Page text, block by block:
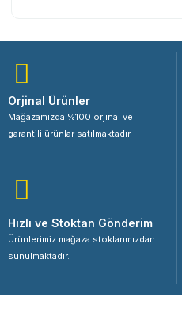
Orjinal Ürünler
Mağazamızda %100 orjinal ve
garantili ürünlar satılmaktadır.
Hızlı ve Stoktan Gönderim
Ürünlerimiz mağaza stoklarımızdan
sunulmaktadır.